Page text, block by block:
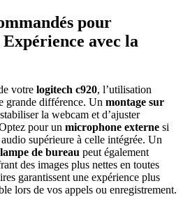
pour
avec la
votre logitech c920, l’utilisation
grande différence. Un montage sur
la webcam et d’ajuster
pour un microphone externe si
supérieure à celle intégrée. Un
lampe de bureau peut également
des images plus nettes en toutes
garantissent une expérience plus
lors de vos appels ou enregistrement.